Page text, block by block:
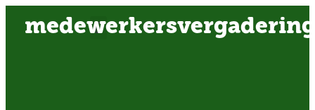
medewerkersvergadering